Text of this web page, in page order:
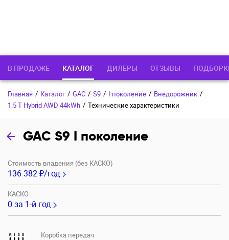
В ПРОДАЖЕ КАТАЛОГ ДИЛЕРЫ ОТЗЫВЫ
Главная / Каталог / GAC / S9 / I поколение / Внедорожник /
1.5 T Hybrid AWD 44kWh / Технические характеристики
GAC S9 I поколение
Стоимость владения (без КАСКО)
136 382 ₽/год
КАСКО
0 за 1-й год
Коробка передач